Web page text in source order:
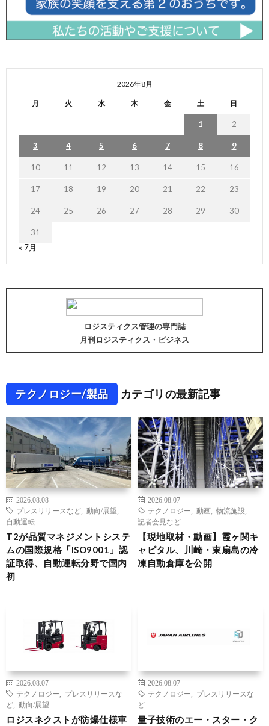
2026年8月
月 火 水 木 金 土 日
1 2
3 4 5 6 7 8 9
10 11 12 13 14 15 16
17 18 19 20 21 22 23
24 25 26 27 28 29 30
31
« 7月
ロジスティクス管理の専門誌
月刊ロジスティクス・ビジネス
テクノロジー/製品 カテゴリの最新記事
2026.08.08
プレスリリースなど
動向/展望
自動運転
T2が品質マネジメントシステ
ムの国際規格「ISO9001」認
証取得、自動運転分野で国内
初
2026.08.07
テクノロジー
動画 物流施設
記者会見など
【現地取材・動画】霞ヶ関キ
ャピタル、川崎・東扇島の冷
凍自動倉庫を公開
2026.08.07
テクノロジー
プレスリリースな
ど
動向/展望
ロジスネクストが防爆仕様車
2026.08.07
テクノロジー
プレスリリースな
ど
量子技術のエー・スター・ク